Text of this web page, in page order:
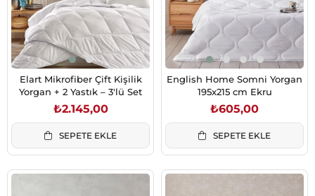
Elart Mikrofiber Çift Kişilik
Yorgan + 2 Yastık – 3'lü Set
₺2.145,00
SEPETE EKLE
English Home Somni Yorgan
195x215 cm Ekru
₺605,00
SEPETE EKLE